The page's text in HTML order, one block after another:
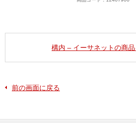
構内 – イーサネットの商
前の画面に戻る